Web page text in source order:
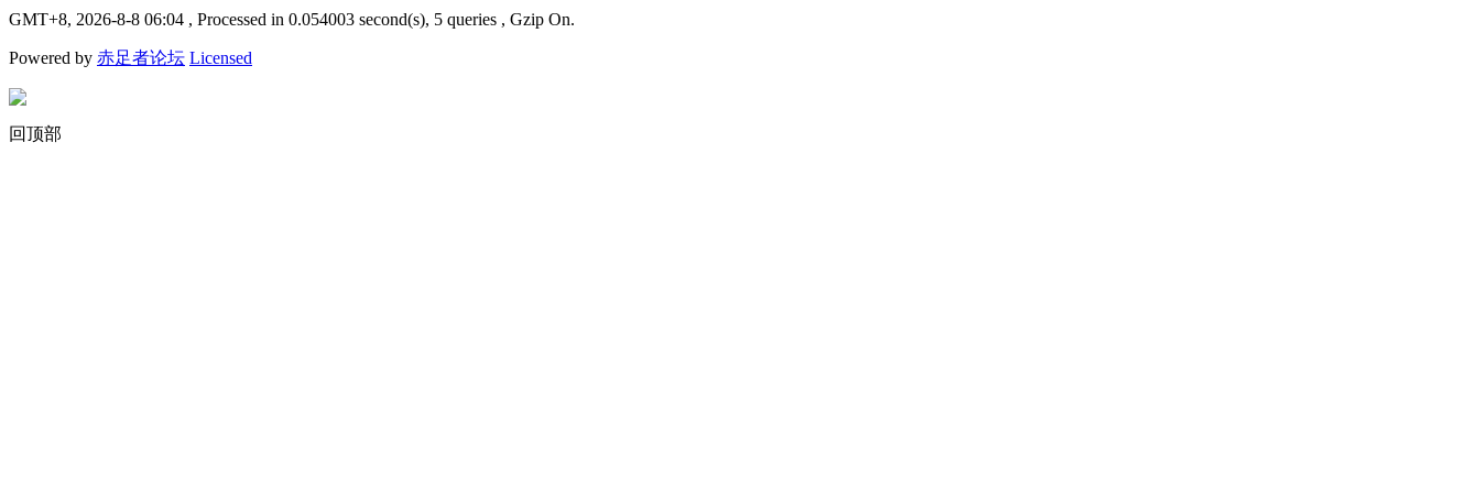
GMT+8, 2026-8-8 06:04 , Processed in 0.054003 second(s), 5 queries , Gzip On.
Powered by 赤足者论坛 Licensed
回顶部